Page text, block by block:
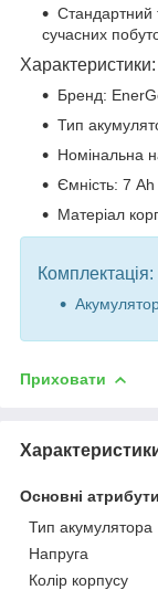
Стандартний
сучасних
Характеристики:
Бренд:
Тип
Номінальна
Ємність: 7 Ah
Матеріал
Комплектація:
Приховати
Основні атрибути
Тип акумулятора
Напруга
Колір корпусу